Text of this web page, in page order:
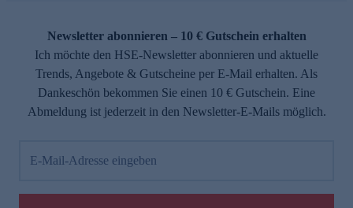
Newsletter abonnieren – 10 € Gutschein erhalten
Ich möchte den HSE-Newsletter abonnieren und aktuelle
Trends, Angebote & Gutscheine per E-Mail erhalten. Als
Dankeschön bekommen Sie einen 10 € Gutschein. Eine
Abmeldung ist jederzeit in den Newsletter-E-Mails möglich.
E-Mail-Adresse eingeben